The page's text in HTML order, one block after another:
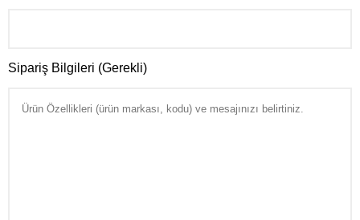
Sipariş Bilgileri (Gerekli)